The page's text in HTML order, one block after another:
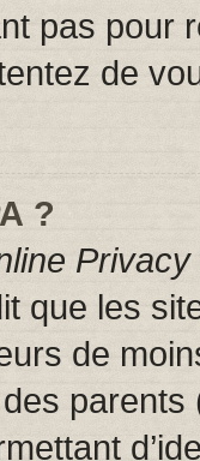
pas pour
de
?
que les
de
des parents